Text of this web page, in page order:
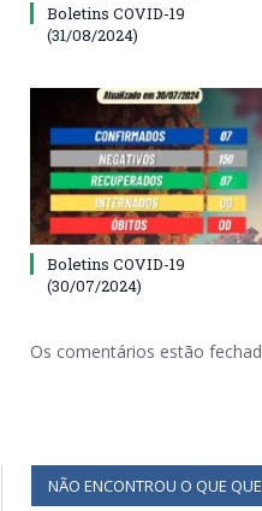
Boletins COVID-19
(31/08/2024)
Boletins COVID-19
(30/07/2024)
Os comentários estão
NÃO ENCONTROU O QUE